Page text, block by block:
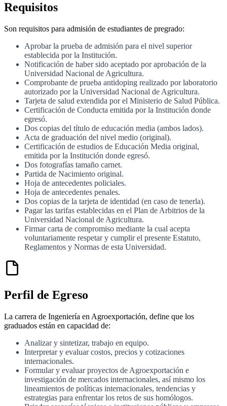
Requisitos
Son requisitos para admisión de estudiantes de pregrado:
Aprobar la prueba de admisión para el nivel superior
establecida por la Institución.
Notificación de haber sido aceptado por aprobación de la
Universidad Nacional de Agricultura.
Comprobante de prueba antidoping realizado por laboratorio
autorizado por la Universidad Nacional de Agricultura.
Tarjeta de salud extendida por el Ministerio de Salud Pública.
Certificación de Conducta emitida por la Institución donde
egresó.
Dos copias del título de educación media (ambos lados).
Acta de graduación del nivel medio (original).
Certificación de estudios de Educación Media original,
emitida por la Institución donde egresó.
Dos fotografías tamaño carnet.
Partida de Nacimiento original.
Hoja de antecedentes policiales.
Hoja de antecedentes penales.
Dos copias de la tarjeta de identidad (en caso de tenerla).
Pagar las tarifas establecidas en el Plan de Arbitrios de la
Universidad Nacional de Agricultura.
Firmar carta de compromiso mediante la cual acepta
voluntariamente respetar y cumplir el presente Estatuto,
Reglamentos y Normas de esta Universidad.
Perfil de Egreso
La carrera de Ingeniería en Agroexportación, define que los
graduados están en capacidad de:
Analizar y sintetizar, trabajo en equipo.
Interpretar y evaluar costos, precios y cotizaciones
internacionales.
Formular y evaluar proyectos de Agroexportación e
investigación de mercados internacionales, así mismo los
lineamientos de políticas internacionales, tendencias y
estrategias para enfrentar los retos de sus homólogos.